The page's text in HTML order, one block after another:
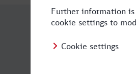
Mannheim Hbf
19:25